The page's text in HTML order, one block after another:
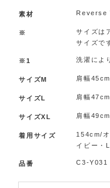
素材 Reverse
※
サイズは
サイズで
※1 洗濯によ
サイズM 肩幅
サイズL 肩幅
サイズXL 肩幅
着用サイズ
154cm/
イビー・L
品番 C3-Y031